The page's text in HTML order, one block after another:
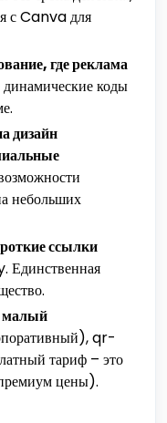
с Canva для
где реклама
коды
дизайн
небольших
ссылки
Единственная
малый
qr-
тариф – это
цены).